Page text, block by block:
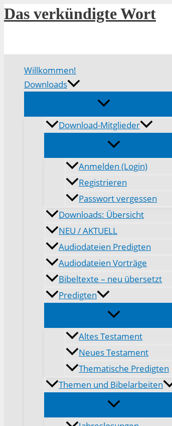
Zum
Inhalt
Das verkündigte Wort
Willkommen!
Downloads
Download-Mitglieder
Anmelden (Login)
Registrieren
Passwort vergessen
Downloads: Übersicht
NEU / AKTUELL
Audiodateien Predigten
Audiodateien Vorträge
Bibeltexte – neu übersetzt
Predigten
Altes Testament
Neues Testament
Thematische Predigten
Themen und Bibelarbeiten